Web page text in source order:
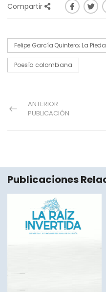
Compartir
Felipe García Quintero; La
Poesía colombiana
ANTERIOR
PUBLICACIÓN
Publicaciones